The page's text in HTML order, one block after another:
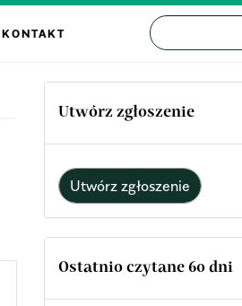
KONTAKT
Utwórz zgłoszenie
Utwórz zgłoszenie
Ostatnio czytane 60 dni